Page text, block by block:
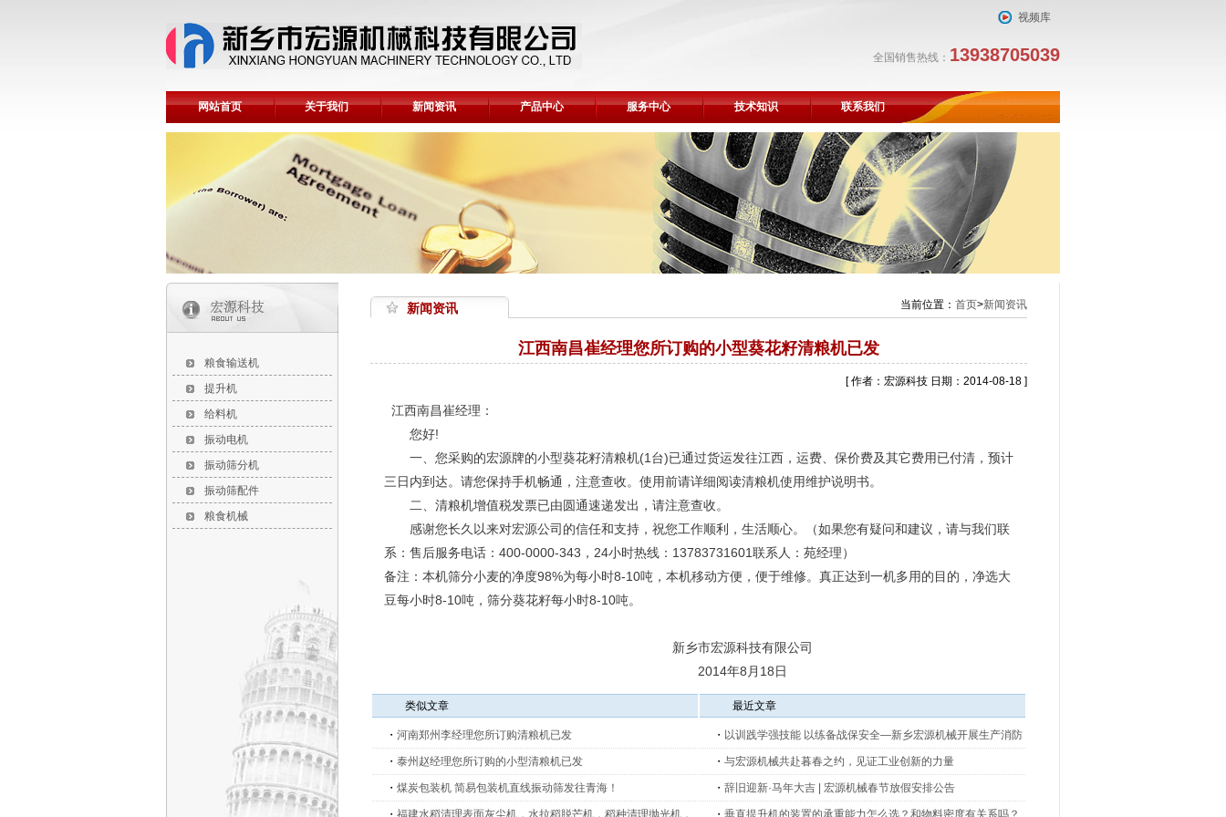
视频库
全国销售热线： 13938705039
网站首页 关于我们 新闻资讯 产品中心 服务中心 技术知识 联系我们
粮食输送机
提升机
给料机
振动电机
振动筛分机
振动筛配件
粮食机械
新闻资讯 当前位置： 首页>新闻资讯
江西南昌崔经理您所订购的小型葵花籽清粮机已发
[ 作者：宏源科技 日期：2014-08-18 ]
江西南昌崔经理：
您好!
一、您采购的宏源牌的小型葵花籽清粮机(1台)已通过货运发往江西，运费、保价费及其它费用已付清，预计
三日内到达。请您保持手机畅通，注意查收。使用前请详细阅读清粮机使用维护说明书。
二、清粮机增值税发票已由圆通速递发出，请注意查收。
感谢您长久以来对宏源公司的信任和支持，祝您工作顺利，生活顺心。（如果您有疑问和建议，请与我们联
系：售后服务电话：400-0000-343，24小时热线：13783731601联系人：苑经理）
备注：本机筛分小麦的净度98%为每小时8-10吨，本机移动方便，便于维修。真正达到一机多用的目的，净选大
豆每小时8-10吨，筛分葵花籽每小时8-10吨。
新乡市宏源科技有限公司
2014年8月18日
类似文章
・ 河南郑州李经理您所订购清粮机已发
・ 泰州赵经理您所订购的小型清粮机已发
・ 煤炭包装机 简易包装机直线振动筛发往青海！
・ 福建水稻清理表面灰尘机，水拉稻脱芒机，稻种清理抛光机，
最近文章
・ 以训践学强技能 以练备战保安全—新乡宏源机械开展生产消防
安全培训及消防演练
・ 与宏源机械共赴暮春之约，见证工业创新的力量
・ 辞旧迎新·马年大吉 | 宏源机械春节放假安排公告
・ 垂直提升机的装置的承重能力怎么选？和物料密度有关系吗？